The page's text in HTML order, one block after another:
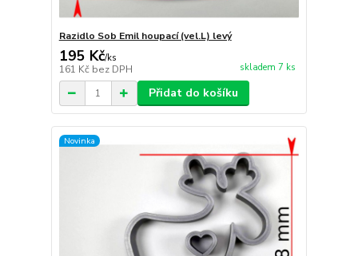
Razidlo Sob Emil houpací (vel.L) levý
195 Kč/ks
161 Kč bez DPH skladem 7 ks
Přidat do košíku
Novinka